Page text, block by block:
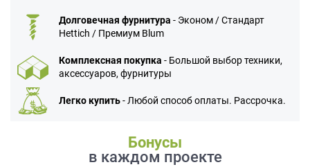
Долговечная фурнитура - Эконом / Стандарт
Hettich / Премиум Blum
Комплексная покупка - Большой выбор техники,
аксессуаров, фурнитуры
Легко купить- Любой способ оплаты. Рассрочка.
Бонусы
в каждом проекте